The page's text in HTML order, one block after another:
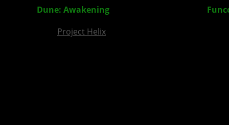
Dune: Awakening
Project Helix